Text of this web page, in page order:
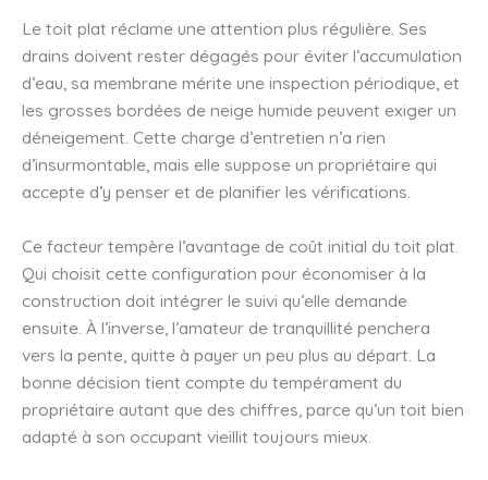
Le toit plat réclame une attention plus régulière. Ses
drains doivent rester dégagés pour éviter l’accumulation
d’eau, sa membrane mérite une inspection périodique, et
les grosses bordées de neige humide peuvent exiger un
déneigement. Cette charge d’entretien n’a rien
d’insurmontable, mais elle suppose un propriétaire qui
accepte d’y penser et de planifier les vérifications.
Ce facteur tempère l’avantage de coût initial du toit plat.
Qui choisit cette configuration pour économiser à la
construction doit intégrer le suivi qu’elle demande
ensuite. À l’inverse, l’amateur de tranquillité penchera
vers la pente, quitte à payer un peu plus au départ. La
bonne décision tient compte du tempérament du
propriétaire autant que des chiffres, parce qu’un toit bien
adapté à son occupant vieillit toujours mieux.